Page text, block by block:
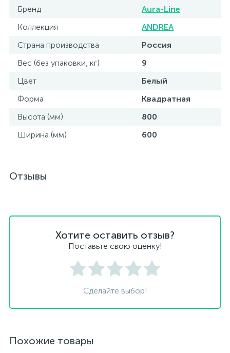
Бренд
Aura-Line
Коллекция
ANDREA
Страна производства
Россия
Вес (без упаковки, кг)
9
Цвет
Белый
Форма
Квадратная
Высота (мм)
800
Ширина (мм)
600
Отзывы
Хотите оставить отзыв?
Поставьте свою оценку!
Сделайте выбор!
Похожие товары